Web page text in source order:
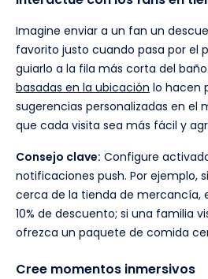
Imagine enviar a un fan un
favorito justo cuando pasa por el
guiarlo a la fila más corta del
basadas en la ubicación lo hacen
sugerencias personalizadas en el
que cada visita sea más fácil y
Consejo clave: Configure
notificaciones push. Por ejemplo,
cerca de la tienda de mercancía,
10% de descuento; si una familia
ofrezca un paquete de comida
Cree momentos inmersivos